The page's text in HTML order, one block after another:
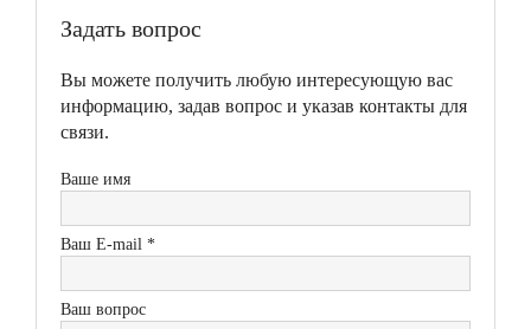
Задать вопрос
Вы можете получить любую интересующую вас
информацию, задав вопрос и указав контакты для
связи.
Ваше имя
Ваш E-mail *
Ваш вопрос